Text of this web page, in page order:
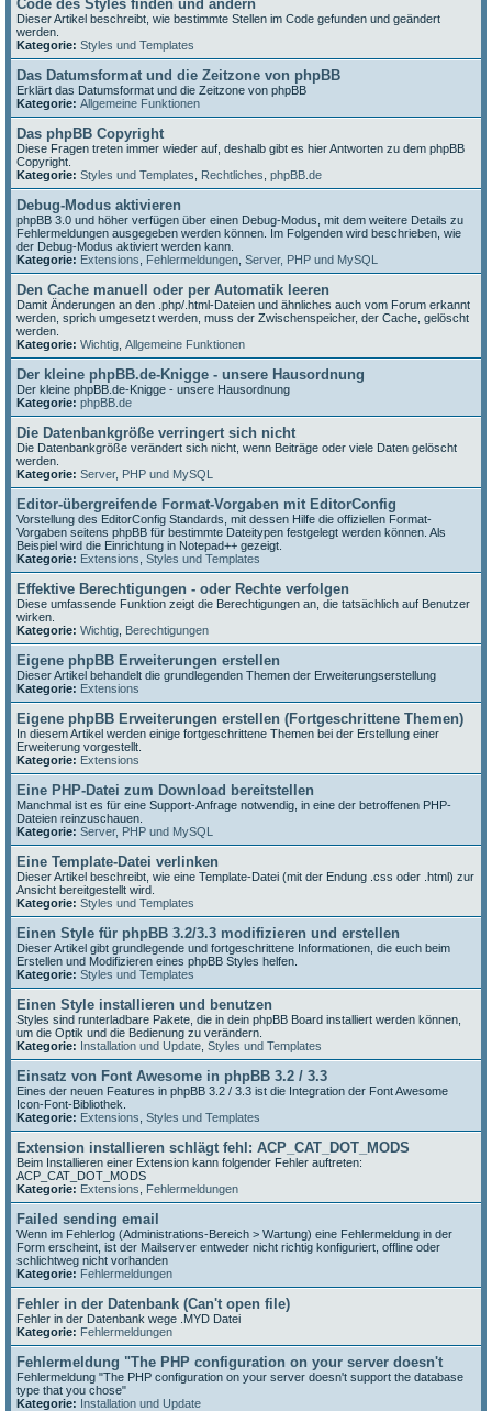
Code des Styles finden und ändern
Dieser Artikel beschreibt, wie bestimmte Stellen im Code gefunden und geändert
werden.
Kategorie: Styles und Templates
Das Datumsformat und die Zeitzone von phpBB
Erklärt das Datumsformat und die Zeitzone von phpBB
Kategorie: Allgemeine Funktionen
Das phpBB Copyright
Diese Fragen treten immer wieder auf, deshalb gibt es hier Antworten zu dem phpBB
Copyright.
Kategorie: Styles und Templates Rechtliches phpBB.de
Debug-Modus aktivieren
phpBB 3.0 und höher verfügen über einen Debug-Modus, mit dem weitere Details zu
Fehlermeldungen ausgegeben werden können. Im Folgenden wird beschrieben, wie
der Debug-Modus aktiviert werden kann.
Kategorie: Extensions Fehlermeldungen Server, PHP und MySQL
Den Cache manuell oder per Automatik leeren
Damit Änderungen an den .php/.html-Dateien und ähnliches auch vom Forum erkannt
werden, sprich umgesetzt werden, muss der Zwischenspeicher, der Cache, gelöscht
werden.
Kategorie: Wichtig Allgemeine Funktionen
Der kleine phpBB.de-Knigge - unsere Hausordnung
Der kleine phpBB.de-Knigge - unsere Hausordnung
Kategorie: phpBB.de
Die Datenbankgröße verringert sich nicht
Die Datenbankgröße verändert sich nicht, wenn Beiträge oder viele Daten gelöscht
werden.
Kategorie: Server, PHP und MySQL
Editor-übergreifende Format-Vorgaben mit EditorConfig
Vorstellung des EditorConfig Standards, mit dessen Hilfe die offiziellen Format-
Vorgaben seitens phpBB für bestimmte Dateitypen festgelegt werden können. Als
Beispiel wird die Einrichtung in Notepad++ gezeigt.
Kategorie: Extensions Styles und Templates
Effektive Berechtigungen - oder Rechte verfolgen
Diese umfassende Funktion zeigt die Berechtigungen an, die tatsächlich auf Benutzer
wirken.
Kategorie: Wichtig Berechtigungen
Eigene phpBB Erweiterungen erstellen
Dieser Artikel behandelt die grundlegenden Themen der Erweiterungserstellung
Kategorie: Extensions
Eigene phpBB Erweiterungen erstellen (Fortgeschrittene Themen)
In diesem Artikel werden einige fortgeschrittene Themen bei der Erstellung einer
Erweiterung vorgestellt.
Kategorie: Extensions
Eine PHP-Datei zum Download bereitstellen
Manchmal ist es für eine Support-Anfrage notwendig, in eine der betroffenen PHP-
Dateien reinzuschauen.
Kategorie: Server, PHP und MySQL
Eine Template-Datei verlinken
Dieser Artikel beschreibt, wie eine Template-Datei (mit der Endung .css oder .html) zur
Ansicht bereitgestellt wird.
Kategorie: Styles und Templates
Einen Style für phpBB 3.2/3.3 modifizieren und erstellen
Dieser Artikel gibt grundlegende und fortgeschrittene Informationen, die euch beim
Erstellen und Modifizieren eines phpBB Styles helfen.
Kategorie: Styles und Templates
Einen Style installieren und benutzen
Styles sind runterladbare Pakete, die in dein phpBB Board installiert werden können,
um die Optik und die Bedienung zu verändern.
Kategorie: Installation und Update Styles und Templates
Einsatz von Font Awesome in phpBB 3.2 / 3.3
Eines der neuen Features in phpBB 3.2 / 3.3 ist die Integration der Font Awesome
Icon-Font-Bibliothek.
Kategorie: Extensions Styles und Templates
Extension installieren schlägt fehl: ACP_CAT_DOT_MODS
Beim Installieren einer Extension kann folgender Fehler auftreten:
ACP_CAT_DOT_MODS
Kategorie: Extensions Fehlermeldungen
Failed sending email
Wenn im Fehlerlog (Administrations-Bereich > Wartung) eine Fehlermeldung in der
Form erscheint, ist der Mailserver entweder nicht richtig konfiguriert, offline oder
schlichtweg nicht vorhanden
Kategorie: Fehlermeldungen
Fehler in der Datenbank (Can't open file)
Fehler in der Datenbank wege .MYD Datei
Kategorie: Fehlermeldungen
Fehlermeldung "The PHP configuration on your server doesn't
Fehlermeldung "The PHP configuration on your server doesn't support the database
type that you chose"
Kategorie: Installation und Update